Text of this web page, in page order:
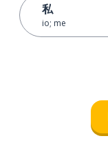
私
io; me